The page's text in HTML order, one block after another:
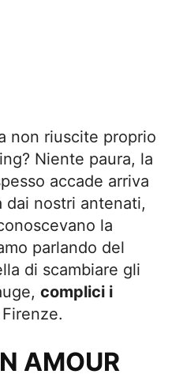
non riuscite proprio
Niente paura, la
accade arriva
dai nostri antenati,
la
parlando del
di scambiare gli
complici i
AMOUR